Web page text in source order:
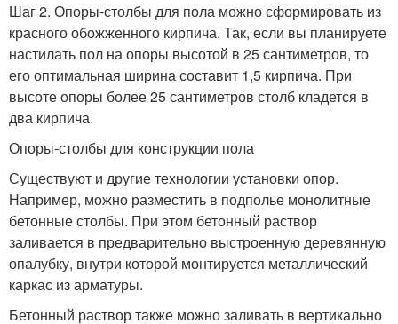
Шаг 2. Опоры-столбы для пола можно сформировать из
красного обожженного кирпича. Так, если вы планируете
настилать пол на опоры высотой в 25 сантиметров, то
его оптимальная ширина составит 1,5 кирпича. При
высоте опоры более 25 сантиметров столб кладется в
два кирпича.
Опоры-столбы для конструкции пола
Существуют и другие технологии установки опор.
Например, можно разместить в подполье монолитные
бетонные столбы. При этом бетонный раствор
заливается в предварительно выстроенную деревянную
опалубку, внутри которой монтируется металлический
каркас из арматуры.
Бетонный раствор также можно заливать в вертикально